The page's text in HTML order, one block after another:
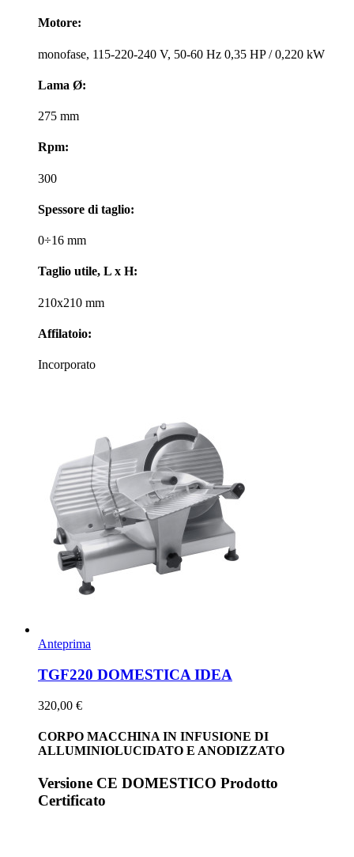
Motore:
monofase, 115-220-240 V, 50-60 Hz 0,35 HP / 0,220 kW
Lama Ø:
275 mm
Rpm:
300
Spessore di taglio:
0÷16 mm
Taglio utile, L x H:
210x210 mm
Affilatoio:
Incorporato
Anteprima
TGF220 DOMESTICA IDEA
320,00 €
CORPO MACCHINA IN INFUSIONE DI
ALLUMINIOLUCIDATO E ANODIZZATO
Versione CE DOMESTICO Prodotto
Certificato